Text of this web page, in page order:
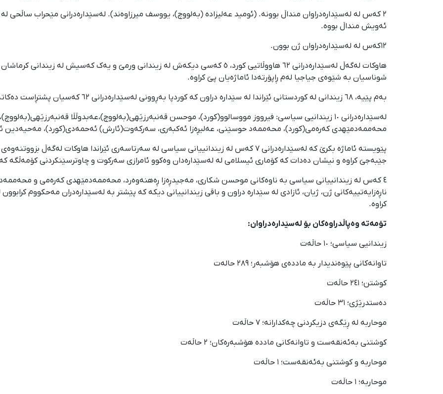
٢ کەس لە لەسێدارەدراوان منداڵ بوونە. (ئومید عەلیزادە (بەلووچ)، یووسف میرزاوەند). لەسێدارەدرانی مێحراب ساڵحی
ئەویش منداڵ بووە.
١٢کەس لە لەسێدارەدراوان ژن بوون.
هاوکات لەگەڵ لەسێدارەدرانی ٦٢ هاووڵاتیی کورد، ٥ کەسی دیکەش لە زیندانی ورمێ و یەک
شوناسیان بە شێوەی جیاجیا لەم ڕاپۆرتەدا ئاماژەیان پێ کراوە.
بەم پێیە، ٦٨ زیندانی لە کوردستانی ئێراندا لە سێدارە دراون کە کوردپا بەڕوونی لەسێدارەدرانی ٦٢ کەسیان پشتڕاست دەکاتەوە.
لەسێدارەدرانی ١٠ زیندانیی سیاسی: فیرووز مووسالوو(کورد)، موحسن قەنبەرزێهی(بەلووچ)،عەبدوڵڵا
محەممەدمێهدی کەرەمی(کورد)، محەممەد حوسێنی، عەلیڕەزا ئەکبەری، سەرکەوت(ئارش) ئەحمەدی(کورد)، مەحیەدین
پێویستە ئاماژە بکرێ کە لەسێدارەدرانی ٧ کەس لە زیندانییانی سیاسی لە سەرتاسەری ئێراندا هاوکات
جێبەجێ کراوە و نیشان دەدات کە کۆماری ئیسلامی لە لەسێدارەدان وەکوو ئامرازی سەرکوت و چاوترسێنکردنی کۆمەڵگە
٤ کەس لە زیندانییانی سیاسی بە ناوەکانی موحسن شکاری، مەجیدڕەزا ڕەهنەوەرد، محەممەدمێهدی کەرەمی و
ناڕەزایەتییەکانی ژن، ژیان، ئازادی لە سێدارە دراون و باقی زیندانییانی دیکە کە پێشتر بە لەسێدارەدران مەحکووم
کراوە.
تۆمەتە وەپاڵدراوەکان بۆ لەسێدارەدراوان:
زیندانیی سیاسی؛ ١٠ حاڵەت
تاوانەکانی پێوەندیدار بە ماددەی هۆشبەر؛ ٢٨٩ حالەت
کوشتن؛ ٢٤١ حاڵەت
دەستدرێژی؛ ٣١ حاڵەت
موحاربە لە ڕێگەی دزیکردنی چەکدارانە؛ ٧ حاڵەت
کوشتنی بەئەنقەست و تاوانەکانی ماددە هۆشبەرەکان؛ ٢ حاڵەت
موحاربە و کوشتنی بەئەنقەست؛ ١ حاڵەت
موحاربە؛ ١ حاڵەت